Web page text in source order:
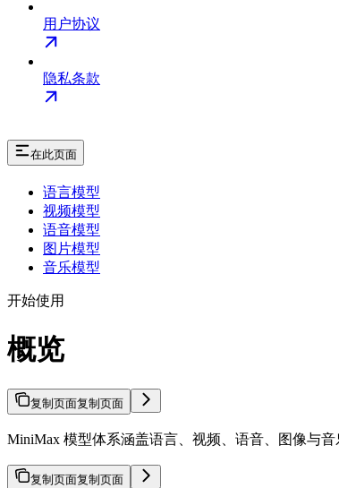
用户协议
隐私条款
在此页面
语言模型
视频模型
语音模型
图片模型
音乐模型
开始使用
概览
复制页面复制页面
MiniMax 模型体系涵盖语言、视频、语音、图像与
复制页面复制页面